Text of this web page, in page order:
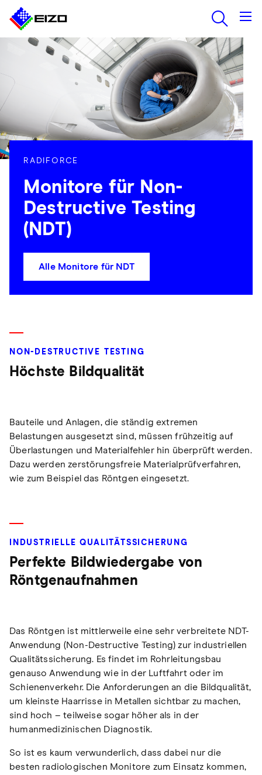
RADIFORCE
Monitore für Non-
Destructive Testing
(NDT)
Alle Monitore für NDT
NON-DESTRUCTIVE TESTING
Höchste Bildqualität
Bauteile und Anlagen, die ständig extremen
Belastungen ausgesetzt sind, müssen frühzeitig auf
Überlastungen und Materialfehler hin überprüft werden.
Dazu werden zerstörungsfreie Materialprüfverfahren,
wie zum Beispiel das Röntgen eingesetzt.
INDUSTRIELLE QUALITÄTSSICHERUNG
Perfekte Bildwiedergabe von
Röntgenaufnahmen
Das Röntgen ist mittlerweile eine sehr verbreitete NDT-
Anwendung (Non-Destructive Testing) zur industriellen
Qualitätssicherung. Es findet im Rohrleitungsbau
genauso Anwendung wie in der Luftfahrt oder im
Schienenverkehr. Die Anforderungen an die Bildqualität,
um kleinste Haarrisse in Metallen sichtbar zu machen,
sind hoch – teilweise sogar höher als in der
humanmedizinischen Diagnostik.
So ist es kaum verwunderlich, dass dabei nur die
besten radiologischen Monitore zum Einsatz kommen,